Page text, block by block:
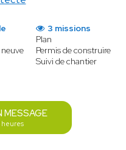
3 missions
Plan
Permis de construire
Suivi de chantier
MESSAGE
heures